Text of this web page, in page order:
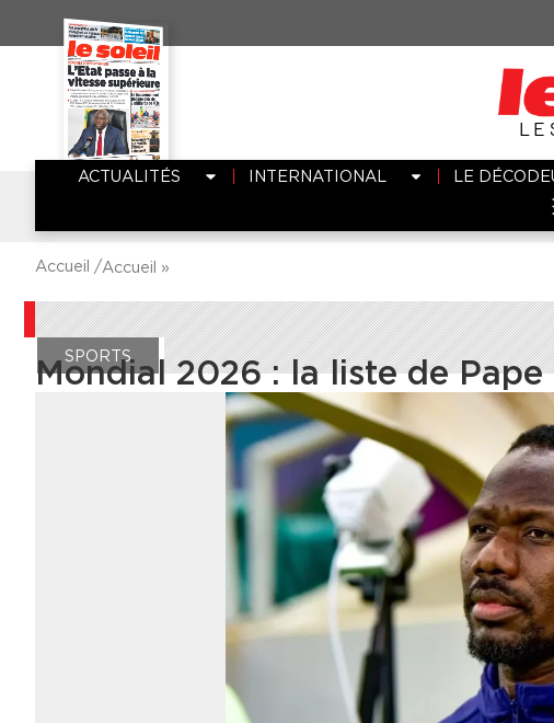
ACTUALITÉS INTERNATIONAL LE
Accueil /Accueil »
SPORTS
Mondial 2026 : la liste de